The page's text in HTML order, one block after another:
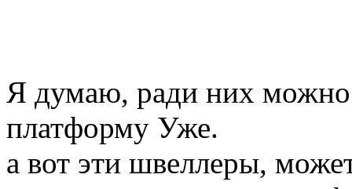
Я думаю, ради них
платформу Уже.
а вот эти швеллеры,